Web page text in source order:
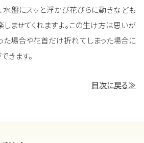
水盤にスッと浮かび花びらに動きなども
ませてくれますよ。この生け方は思いが
た場合や花首だけ折れてしまった場合に
きます。
目次に戻る≫